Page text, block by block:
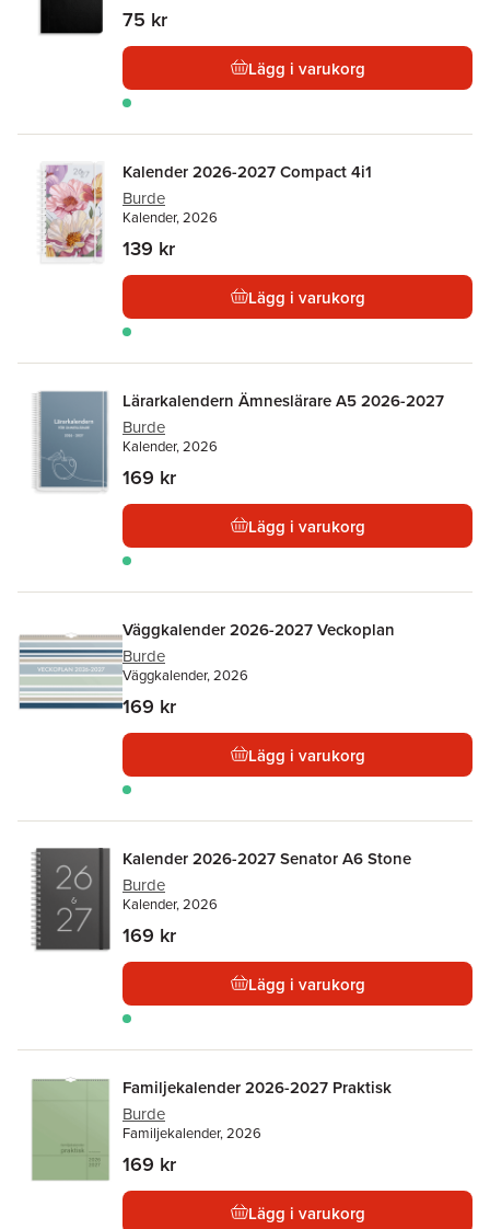
75 kr
Lägg i varukorg
Kalender 2026-2027 Compact 4i1
Burde
Kalender, 2026
139 kr
Lägg i varukorg
Lärarkalendern Ämneslärare A5 2026-2027
Burde
Kalender, 2026
169 kr
Lägg i varukorg
Väggkalender 2026-2027 Veckoplan
Burde
Väggkalender, 2026
169 kr
Lägg i varukorg
Kalender 2026-2027 Senator A6 Stone
Burde
Kalender, 2026
169 kr
Lägg i varukorg
Familjekalender 2026-2027 Praktisk
Burde
Familjekalender, 2026
169 kr
Lägg i varukorg